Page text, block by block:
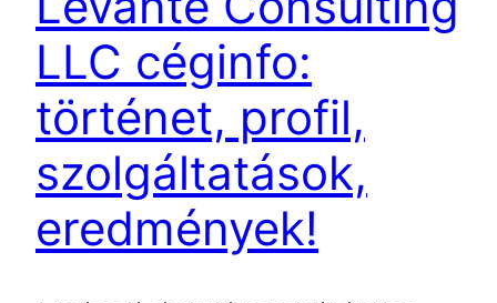
LLC céginfo:
történet, profil,
szolgáltatások,
eredmények!